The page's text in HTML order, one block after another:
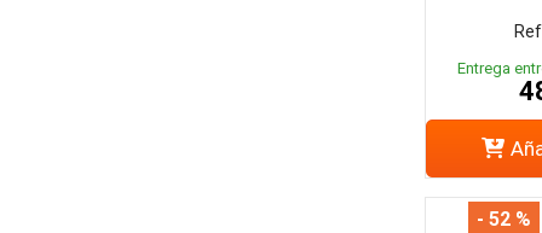
Entrega
- 52 %